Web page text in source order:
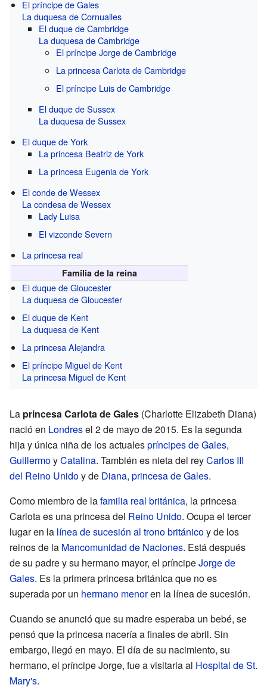
El príncipe de Gales
La duquesa de Cornualles
El duque de Cambridge
La duquesa de Cambridge
El príncipe Jorge de Cambridge
La princesa Carlota de Cambridge
El príncipe Luis de Cambridge
El duque de Sussex
La duquesa de Sussex
El duque de York
La princesa Beatriz de York
La princesa Eugenia de York
El conde de Wessex
La condesa de Wessex
Lady Luisa
El vizconde Severn
La princesa real
Familia de la reina
El duque de Gloucester
La duquesa de Gloucester
El duque de Kent
La duquesa de Kent
La princesa Alejandra
El príncipe Miguel de Kent
La princesa Miguel de Kent
La princesa Carlota de Gales (Charlotte Elizabeth Diana)
nació en Londresel 2 de mayo de 2015. Es la segunda
hija y única niña de los actualespríncipes de Gales,
GuillermoyCatalina. También es nieta del reyCarlos III
del Reino Unidoy de Diana, princesa de Gales.
Como miembro de lafamilia real británica, la princesa
Carlota es una princesa del Reino Unido. Ocupa el tercer
lugar en la línea de sucesión al trono británicoy de los
reinos de la Mancomunidad de Naciones. Está después
de su padre y su hermano mayor, el príncipeJorge de
Gales. Es la primera princesa británica que no es
superada por un hermano menoren la línea de sucesión.
Cuando se anunció que su madre esperaba un bebé, se
pensó que la princesa nacería a finales de abril. Sin
embargo, llegó en mayo. El día de su nacimiento, su
hermano, el príncipe Jorge, fue a visitarla al Hospital de St.
Mary's.